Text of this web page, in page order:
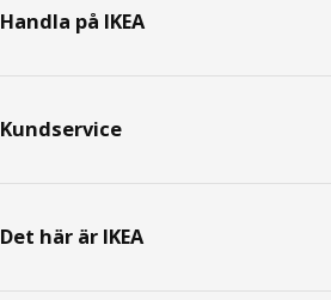
Handla på IKEA
Kundservice
Det här är IKEA